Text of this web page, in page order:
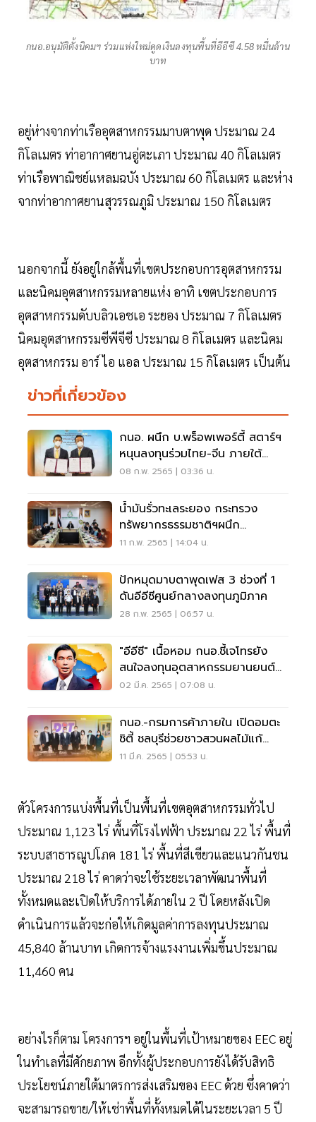
กนอ.อนุมัติตั้งนิคมฯ ร่วมแห่งใหม่ดูดเงินลงทุนพื้นที่อีอีซี 4.58 หมื่นล้าน
บาท
อยู่ห่างจากท่าเรืออุตสาหกรรมมาบตาพุด ประมาณ 24
กิโลเมตร ท่าอากาศยานอู่ตะเภา ประมาณ 40 กิโลเมตร
ท่าเรือพาณิชย์แหลมฉบัง ประมาณ 60 กิโลเมตร และห่าง
จากท่าอากาศยานสุวรรณภูมิ ประมาณ 150 กิโลเมตร
นอกจากนี้ ยังอยู่ใกล้พื้นที่เขตประกอบการอุตสาหกรรม
และนิคมอุตสาหกรรมหลายแห่ง อาทิ เขตประกอบการ
อุตสาหกรรมดับบลิวเอชเอ ระยอง ประมาณ 7 กิโลเมตร
นิคมอุตสาหกรรมซีพีจีซี ประมาณ 8 กิโลเมตร และนิคม
อุตสาหกรรม อาร์ ไอ แอล ประมาณ 15 กิโลเมตร เป็นต้น
ข่าวที่เกี่ยวข้อง
กนอ. ผนึก บ.พร็อพเพอร์ตี้ สตาร์ฯ
หนุนลงทุนร่วมไทย-จีน ภายใต้
One Belt One Road
08 ก.พ. 2565 | 03:36 น.
น้ำมันรั่วทะเลระยอง กระทรวง
ทรัพยากรธรรมชาติฯผนึก
อุตสาหกรรมร่วมแก้ปัญหา
11 ก.พ. 2565 | 14:04 น.
ปักหมุดมาบตาพุดเฟส 3 ช่วงที่ 1
ดันอีอีซีศูนย์กลางลงทุนภูมิภาค
28 ก.พ. 2565 | 06:57 น.
"อีอีซี" เนื้อหอม กนอ.ชี้เจโทรยัง
สนใจลงทุนอุตสาหกรรมยานยนต์
มากถึง 49%
02 มี.ค. 2565 | 07:08 น.
กนอ.-กรมการค้าภายใน เปิดอมตะ
ซิตี้ ชลบุรีช่วยชาวสวนผลไม้แก้
ผลผลิตล้นตลาด
11 มี.ค. 2565 | 05:53 น.
ตัวโครงการแบ่งพื้นที่เป็นพื้นที่เขตอุตสาหกรรมทั่วไป
ประมาณ 1,123 ไร่ พื้นที่โรงไฟฟ้า ประมาณ 22 ไร่ พื้นที่
ระบบสาธารณูปโภค 181 ไร่ พื้นที่สีเขียวและแนวกันชน
ประมาณ 218 ไร่ คาดว่าจะใช้ระยะเวลาพัฒนาพื้นที่
ทั้งหมดและเปิดให้บริการได้ภายใน 2 ปี โดยหลังเปิด
ดำเนินการแล้วจะก่อให้เกิดมูลค่าการลงทุนประมาณ
45,840 ล้านบาท เกิดการจ้างแรงงานเพิ่มขึ้นประมาณ
11,460 คน
อย่างไรก็ตาม โครงการฯ อยู่ในพื้นที่เป้าหมายของ EEC อยู่
ในทำเลที่มีศักยภาพ อีกทั้งผู้ประกอบการยังได้รับสิทธิ
ประโยชน์ภายใต้มาตรการส่งเสริมของ EEC ด้วย ซึ่งคาดว่า
จะสามารถขาย/ให้เช่าพื้นที่ทั้งหมดได้ในระยะเวลา 5 ปี